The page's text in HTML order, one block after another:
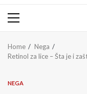
Primary
Home
Nega
Retinol za lice – Šta je i
NEGA